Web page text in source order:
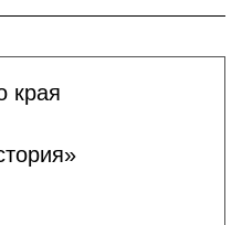
края